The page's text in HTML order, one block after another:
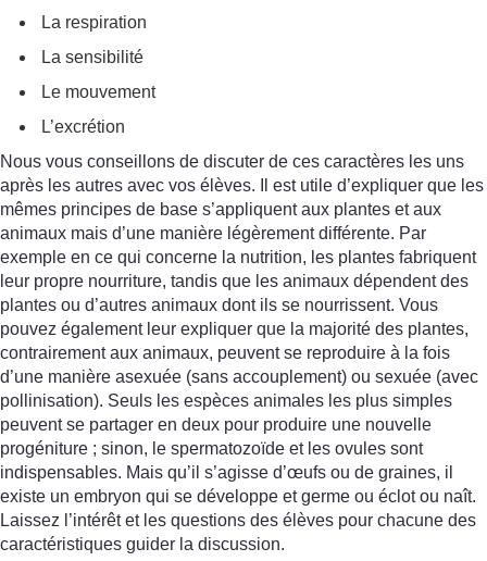
La respiration
La sensibilité
Le mouvement
L’excrétion
Nous vous conseillons de discuter de ces caractères les uns
après les autres avec vos élèves. Il est utile d’expliquer que les
mêmes principes de base s’appliquent aux plantes et aux
animaux mais d’une manière légèrement différente. Par
exemple en ce qui concerne la nutrition, les plantes fabriquent
leur propre nourriture, tandis que les animaux dépendent des
plantes ou d’autres animaux dont ils se nourrissent. Vous
pouvez également leur expliquer que la majorité des plantes,
contrairement aux animaux, peuvent se reproduire à la fois
d’une manière asexuée (sans accouplement) ou sexuée (avec
pollinisation). Seuls les espèces animales les plus simples
peuvent se partager en deux pour produire une nouvelle
progéniture ; sinon, le spermatozoïde et les ovules sont
indispensables. Mais qu’il s’agisse d’œufs ou de graines, il
existe un embryon qui se développe et germe ou éclot ou naît.
Laissez l’intérêt et les questions des élèves pour chacune des
caractéristiques guider la discussion.